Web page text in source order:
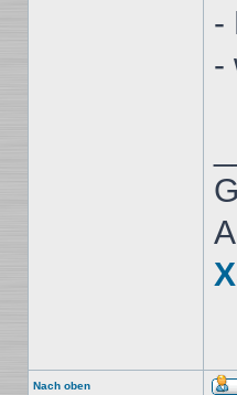
-
-
Nach oben